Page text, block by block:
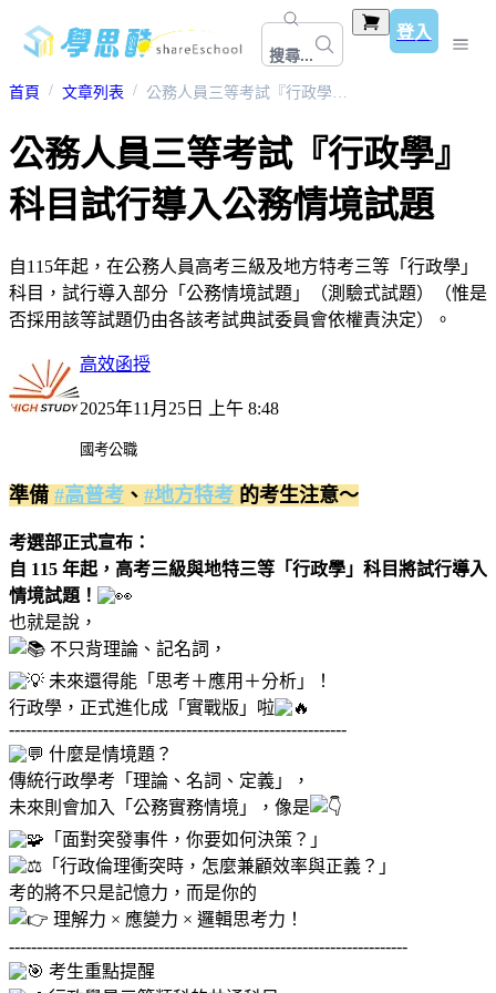
搜尋...
登入
首頁 文章列表 公務人員三等考試『行政學』科目試行導入公務情境試題
公務人員三等考試『行政學』
科目試行導入公務情境試題
自115年起，在公務人員高考三級及地方特考三等「行政學」
科目，試行導入部分「公務情境試題」（測驗式試題）（惟是
否採用該等試題仍由各該考試典試委員會依權責決定）。
高效函授
2025年11月25日 上午 8:48
國考公職
準備 #高普考 、 #地方特考 的考生注意～
考選部正式宣布：
自 115 年起，高考三級與地特三等「行政學」科目將試行導入
情境試題！
也就是說，
不只背理論、記名詞，
未來還得能「思考＋應用＋分析」！
行政學，正式進化成「實戰版」啦
-------------------------------------------------------------
什麼是情境題？
傳統行政學考「理論、名詞、定義」，
未來則會加入「公務實務情境」，像是
「面對突發事件，你要如何決策？」
「行政倫理衝突時，怎麼兼顧效率與正義？」
考的將不只是記憶力，而是你的
理解力 × 應變力 × 邏輯思考力！
------------------------------------------------------------------------
考生重點提醒